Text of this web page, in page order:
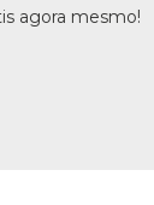
agora mesmo!